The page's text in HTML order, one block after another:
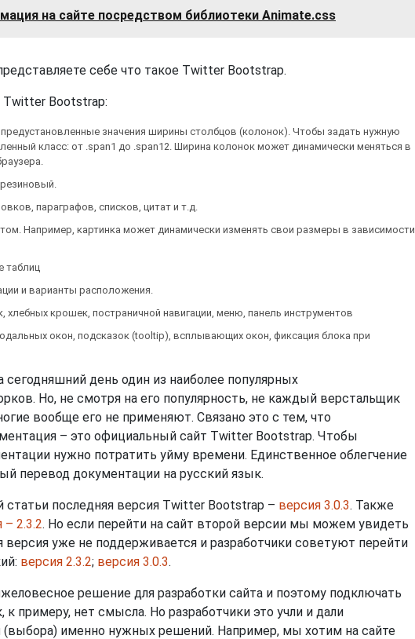
на сайте посредством библиотеки Animate.css
себе что такое Twitter Bootstrap.
Bootstrap:
предустановленные значения ширины столбцов (колонок). Чтобы задать нужную
класс: от .span1 до .span12. Ширина колонок может динамически меняться в
параграфов, списков, цитат и т.д.
Например, картинка может динамически изменять свои размеры в зависимости
таблиц
и варианты расположения.
крошек, постраничной навигации, меню, панель инструментов
окон, подсказок (tooltip), всплывающих окон, фиксация блока при
день один из наиболее популярных
Но, не смотря на его популярность, не каждый верстальщик
вообще его не применяют. Связано это с тем, что
– это официальный сайт Twitter Bootstrap. Чтобы
нужно потратить уйму времени. Единственное облегчение
перевод документации на русский язык.
статьи последняя версия Twitter Bootstrap – версия 3.0.3. Также
– 2.3.2. Но если перейти на сайт второй версии мы можем увидеть
уже не поддерживается и разработчики советуют перейти
версия 2.3.2; версия 3.0.3.
решение для разработки сайта и поэтому подключать
примеру, нет смысла. Но разработчики это учли и дали
именно нужных решений. Например, мы хотим на сайте